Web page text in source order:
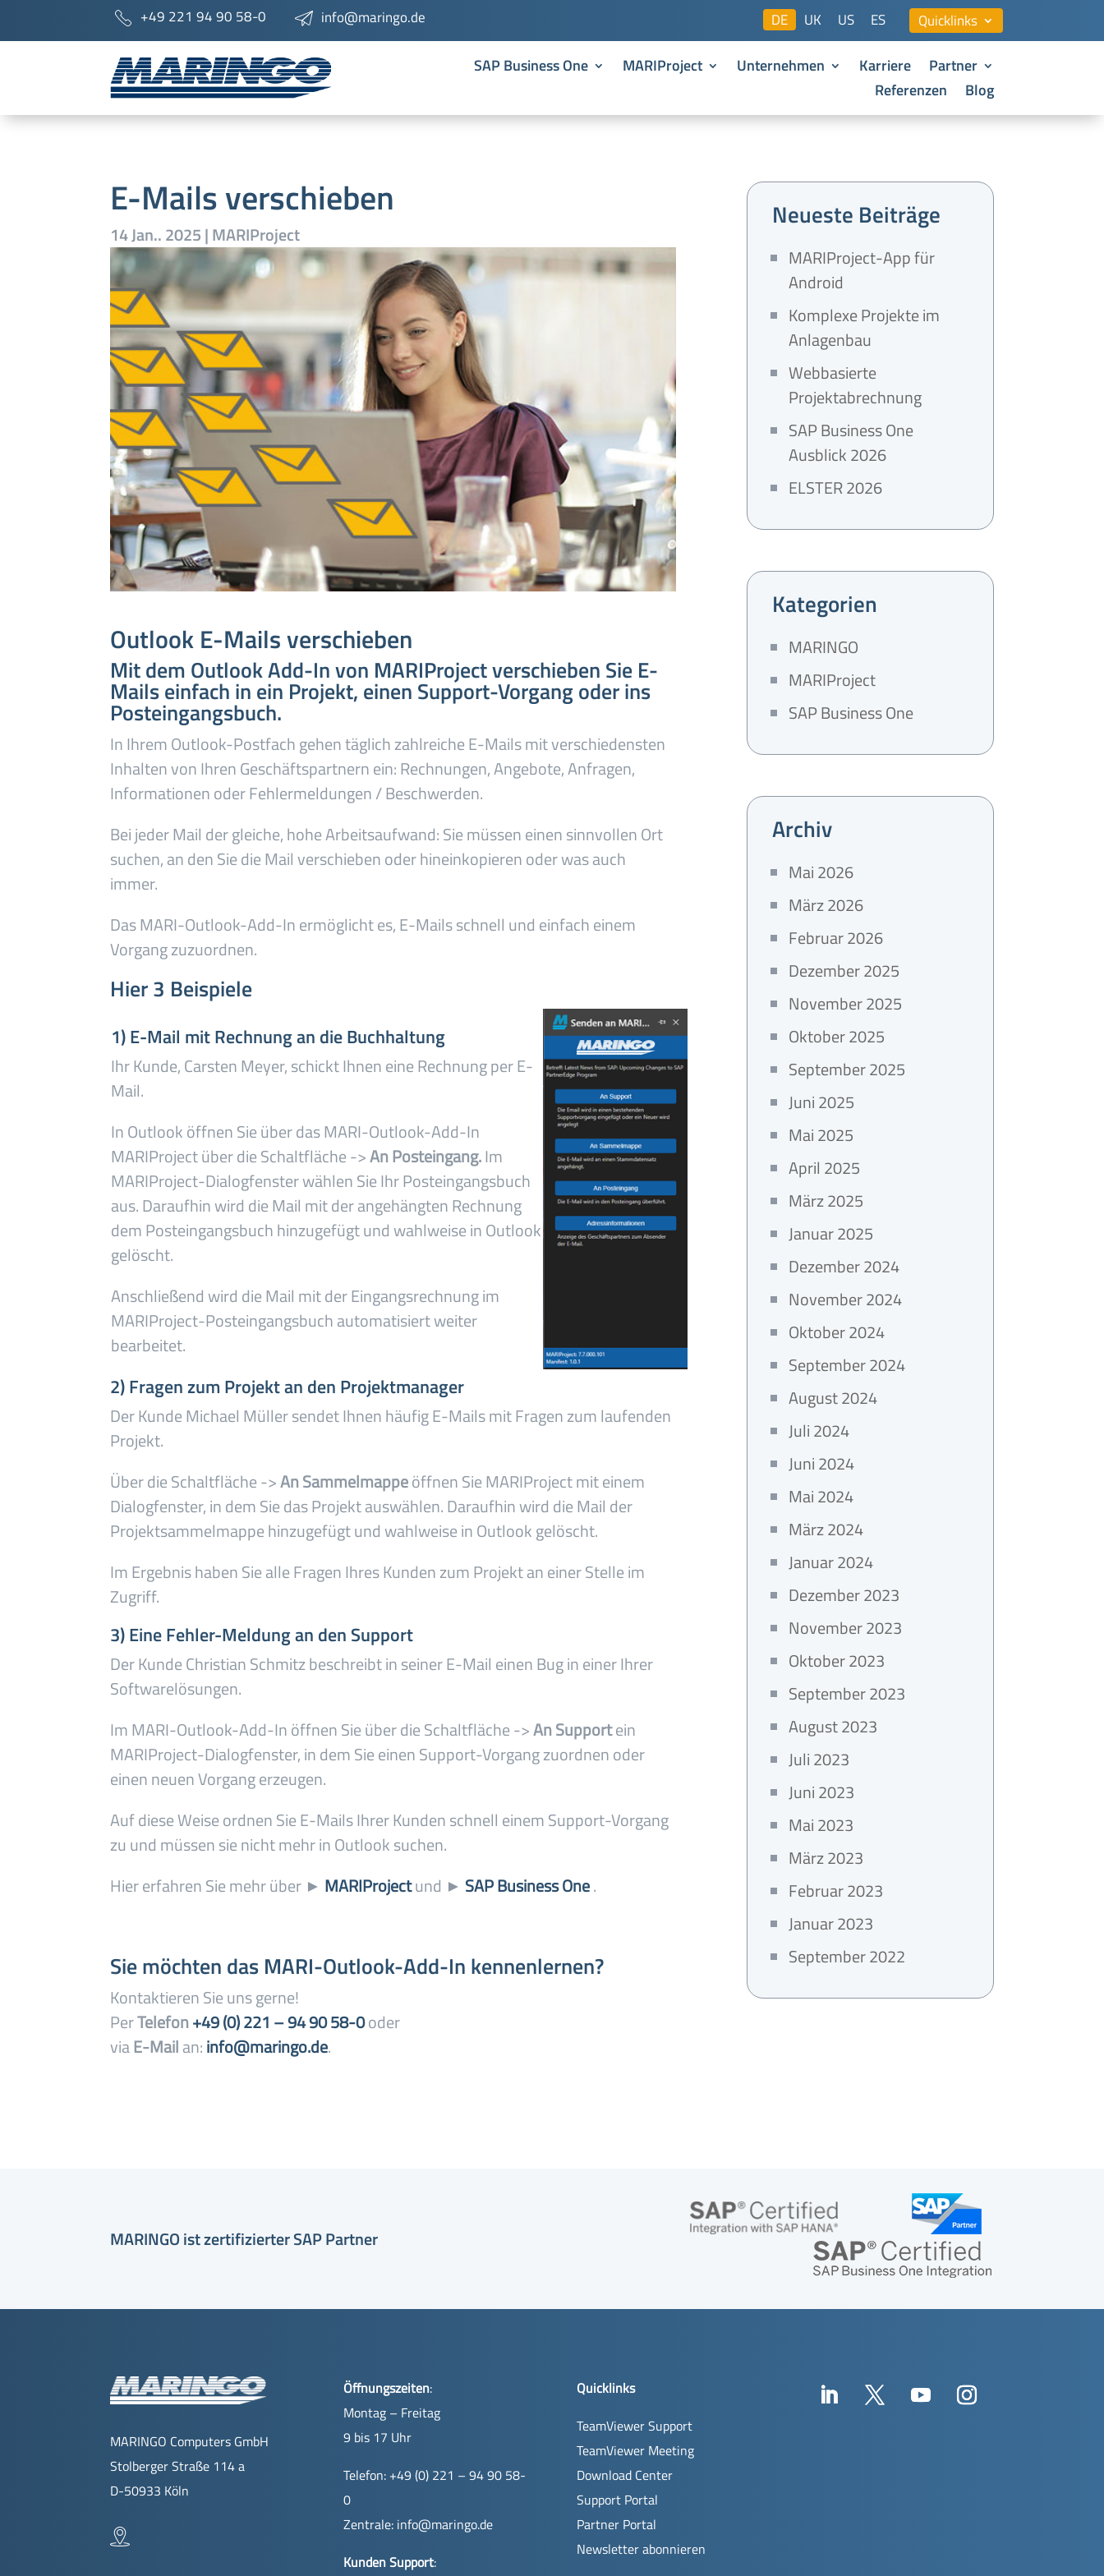
+49 221 94 90 58-0 info@maringo.de Quicklinks
DE UK US ES
SAP Business One MARIProject Unternehmen Karriere
Partner
Referenzen
Blog
E-Mails verschieben
14 Jan.. 2025|MARIProject
Outlook E-Mails verschieben
Mit dem Outlook Add-In von MARIProject verschieben Sie E-
Mails einfach in ein Projekt, einen Support-Vorgang oder ins
Posteingangsbuch.
In Ihrem Outlook-Postfach gehen täglich zahlreiche E-Mails mit verschiedensten
Inhalten von Ihren Geschäftspartnern ein: Rechnungen, Angebote, Anfragen,
Informationen oder Fehlermeldungen / Beschwerden.
Bei jeder Mail der gleiche, hohe Arbeitsaufwand: Sie müssen einen sinnvollen Ort
suchen, an den Sie die Mail verschieben oder hineinkopieren oder was auch
immer.
Das MARI-Outlook-Add-In ermöglicht es, E-Mails schnell und einfach einem
Vorgang zuzuordnen.
Hier 3 Beispiele
1) E-Mail mit Rechnung an die Buchhaltung
Ihr Kunde, Carsten Meyer, schickt Ihnen eine Rechnung per E-
Mail.
In Outlook öffnen Sie über das MARI-Outlook-Add-In
MARIProject über die Schaltfläche ->An Posteingang.Im
MARIProject-Dialogfenster wählen Sie Ihr Posteingangsbuch
aus. Daraufhin wird die Mail mit der angehängten Rechnung
dem Posteingangsbuch hinzugefügt und wahlweise in Outlook
gelöscht.
Anschließend wird die Mail mit der Eingangsrechnung im
MARIProject-Posteingangsbuch automatisiert weiter
bearbeitet.
2) Fragen zum Projekt an den Projektmanager
Der Kunde Michael Müller sendet Ihnen häufig E-Mails mit Fragen zum laufenden
Projekt.
Über die Schaltfläche ->An Sammelmappeöffnen Sie MARIProject mit einem
Dialogfenster, in dem Sie das Projekt auswählen. Daraufhin wird die Mail der
Projektsammelmappe hinzugefügt und wahlweise in Outlook gelöscht.
Im Ergebnis haben Sie alle Fragen Ihres Kunden zum Projekt an einer Stelle im
Zugriff.
3) Eine Fehler-Meldung an den Support
Der Kunde Christian Schmitz beschreibt in seiner E-Mail einen Bug in einer Ihrer
Softwarelösungen.
Im MARI-Outlook-Add-In öffnen Sie über die Schaltfläche ->An Supportein
MARIProject-Dialogfenster, in dem Sie einen Support-Vorgang zuordnen oder
einen neuen Vorgang erzeugen.
Auf diese Weise ordnen Sie E-Mails Ihrer Kunden schnell einem Support-Vorgang
zu und müssen sie nicht mehr in Outlook suchen.
Hier erfahren Sie mehr über ► MARIProjectund ► SAP Business One.
Sie möchten das MARI-Outlook-Add-In kennenlernen?
Kontaktieren Sie uns gerne!
PerTelefon+49 (0) 221 – 94 90 58-0oder
viaE-Mailan:info@maringo.de.
Neueste Beiträge
MARIProject-App für
Android
Komplexe Projekte im
Anlagenbau
Webbasierte
Projektabrechnung
SAP Business One
Ausblick 2026
ELSTER 2026
Kategorien
MARINGO
MARIProject
SAP Business One
Archiv
Mai 2026
März 2026
Februar 2026
Dezember 2025
November 2025
Oktober 2025
September 2025
Juni 2025
Mai 2025
April 2025
März 2025
Januar 2025
Dezember 2024
November 2024
Oktober 2024
September 2024
August 2024
Juli 2024
Juni 2024
Mai 2024
März 2024
Januar 2024
Dezember 2023
November 2023
Oktober 2023
September 2023
August 2023
Juli 2023
Juni 2023
Mai 2023
März 2023
Februar 2023
Januar 2023
September 2022
MARINGO ist zertifizierter SAP Partner
MARINGO Computers GmbH
Stolberger Straße 114 a
D-50933 Köln
Öffnungszeiten:
Montag – Freitag
9 bis 17 Uhr
Telefon: +49 (0) 221 – 94 90 58-
0
Zentrale: info@maringo.de
Kunden Support:
Quicklinks
TeamViewer Support
TeamViewer Meeting
Download Center
Support Portal
Partner Portal
Newsletter abonnieren